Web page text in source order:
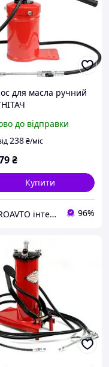
для масла ручний
4 КГ. ШЛАНГ 1,5
ТИСК 13,8
до відправки
238₴/міс
₴
Купити
✅PROAVTO інтернет-магазин автозапчастин 96%